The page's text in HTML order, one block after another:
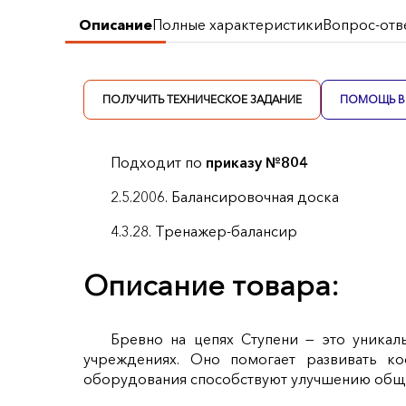
ОписаниеПолные характеристикиВопрос-
ПОЛУЧИТЬ ТЕХНИЧЕСКОЕ ЗАДАНИЕ ПОМОЩЬ В
Подходит по приказу №804
2.5.2006. Балансировочная доска
4.3.28. Тренажер-балансир
Описание товара:
Бревно на цепях Ступени — это
учреждениях. Оно помогает развивать
оборудования способствуют улучшению